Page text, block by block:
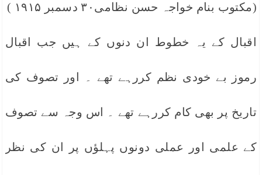
(مکتوب بنام خواجہ حسن نظامی۳۰ دسمبر ۱۹۱۵ )
اقبال کے یہ خطوط ان دنوں کے ہیں جب اقبال
رموز بے خودی نظم کررہے تھے ۔ اور تصوف کی
تاریخ پر بھی کام کررہے تھے ۔ اس وجہ سے تصوف
کے علمی اور عملی دونوں پہلؤں پر ان کی نظر